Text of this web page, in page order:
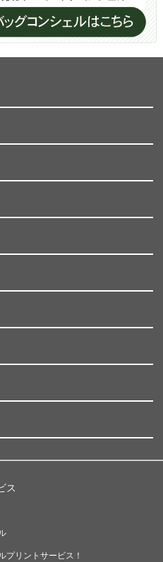
ス
プリントサービス！